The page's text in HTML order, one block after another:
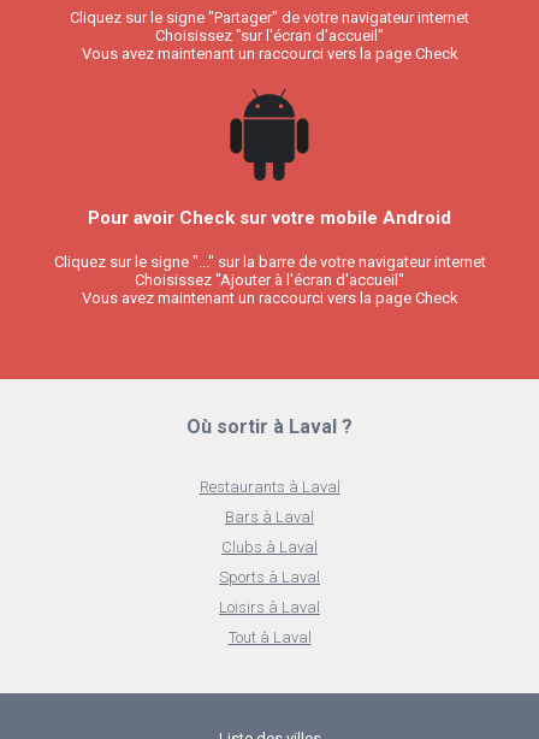
Cliquez sur le signe "Partager" de votre navigateur internet
Choisissez "sur l'écran d'accueil"
Vous avez maintenant un raccourci vers la page Check
Pour avoir Check sur votre mobile Android
Cliquez sur le signe "..." sur la barre de votre navigateur internet
Choisissez "Ajouter à l'écran d'accueil"
Vous avez maintenant un raccourci vers la page Check
Où sortir à Laval ?
Restaurants à Laval
Bars à Laval
Clubs à Laval
Sports à Laval
Loisirs à Laval
Tout à Laval